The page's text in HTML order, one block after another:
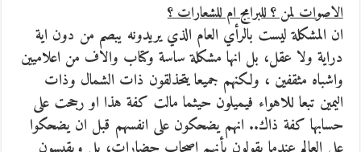
الاصوات لمن ؟ للبرامج ام للشعارات ؟
ان المشكلة ليست بالرأي العام الذي يريدونه يبصم من دون اية
دراية ولا عقل، بل انها مشكلة ساسة وكتاب والاف من اعلاميين
واشباه مثقفين ، ولكنهم جميعا يتحذلقون ذات الشمال وذات
اليمين تبعا للاهواء فيميلون حيثما مالت كفة هذا او رجحت على
حسابها كفة ذاك.. انهم يضحكون على انفسهم قبل ان يضحكوا